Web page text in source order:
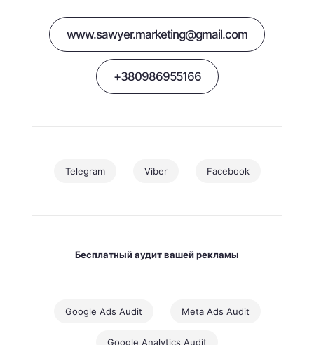
www.sawyer.marketing@gmail.com
+380986955166
Telegram Viber Facebook
Бесплатный аудит вашей рекламы
Google Ads Audit Meta Ads Audit
Google Analytics Audit